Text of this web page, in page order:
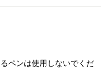
ペンは使用しないでくだ